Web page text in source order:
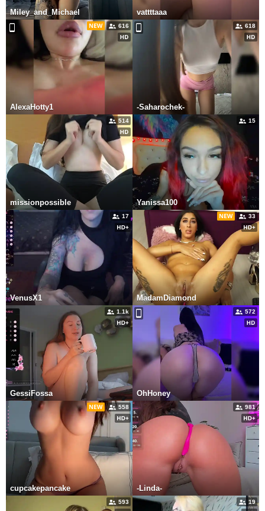
Miley_and_Michael vattttaaa
616
AlexaHotty1
618
-Saharochek-
514
missionpossible
15
Yanissa100
17
VenusX1
33
MadamDiamond
1.1k
GessiFossa
572
OhHoney
558
cupcakepancake
981
-Linda-
593 19